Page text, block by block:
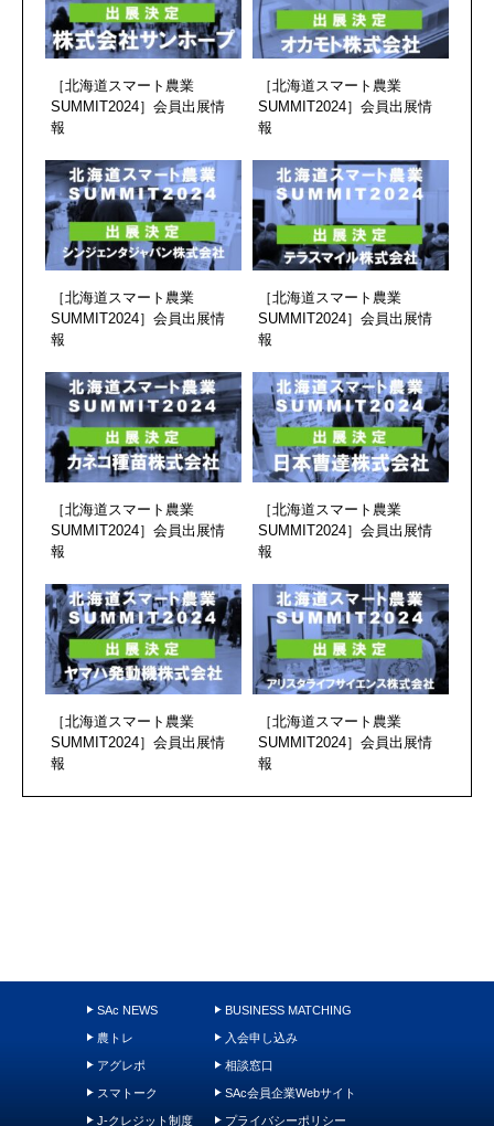
［北海道スマート農業
SUMMIT2024］会員出展情
報
［北海道スマート農業
SUMMIT2024］会員出展情
報
［北海道スマート農業
SUMMIT2024］会員出展情
報
［北海道スマート農業
SUMMIT2024］会員出展情
報
［北海道スマート農業
SUMMIT2024］会員出展情
報
［北海道スマート農業
SUMMIT2024］会員出展情
報
［北海道スマート農業
SUMMIT2024］会員出展情
報
［北海道スマート農業
SUMMIT2024］会員出展情
報
SAc NEWS
農トレ
アグレポ
スマトーク
J-クレジット制度
BUSINESS MATCHING
入会申し込み
相談窓口
SAc会員企業Webサイト
プライバシーポリシー